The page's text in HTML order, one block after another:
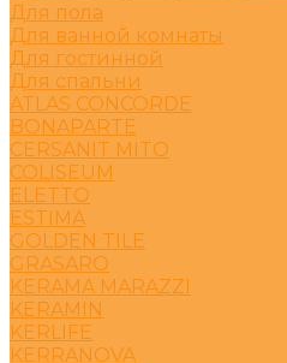
Для пола
Для ванной комнаты
Для гостинной
Для спальни
ATLAS CONCORDE
BONAPARTE
CERSANIT MITO
COLISEUM
ELETTO
ESTIMA
GOLDEN TILE
GRASARO
KERAMA MARAZZI
KERAMIN
KERLIFE
KERRANOVA